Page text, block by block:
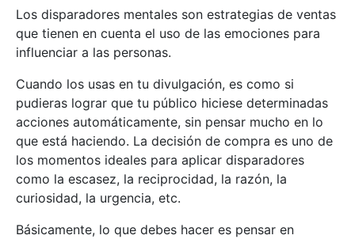
Los disparadores mentales son estrategias de ventas
que tienen en cuenta el uso de las emociones para
influenciar a las personas.
Cuando los usas en tu divulgación, es como si
pudieras lograr que tu público hiciese determinadas
acciones automáticamente, sin pensar mucho en lo
que está haciendo. La decisión de compra es uno de
los momentos ideales para aplicar disparadores
como la escasez, la reciprocidad, la razón, la
curiosidad, la urgencia, etc.
Básicamente, lo que debes hacer es pensar en